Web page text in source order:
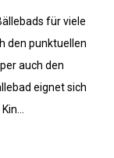
für viele
den punktuellen
auch den
eignet sich